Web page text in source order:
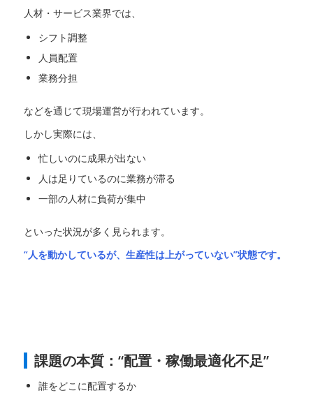
人材・サービス業界では、
シフト調整
人員配置
業務分担
などを通じて現場運営が行われています。
しかし実際には、
忙しいのに成果が出ない
人は足りているのに業務が滞る
一部の人材に負荷が集中
といった状況が多く見られます。
“人を動かしているが、生産性は上がっていない”状態です。
課題の本質：“配置・稼働最適化不足”
誰をどこに配置するか